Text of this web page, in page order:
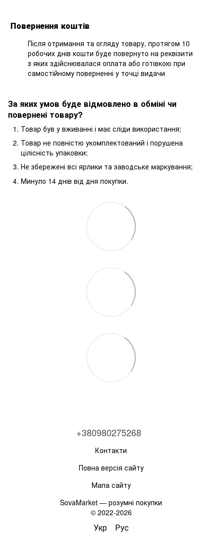
Повернення коштів
Після отримання та огляду товару, протягом 10
робочих днів кошти буде повернуто на реквізити
з яких здійснювалася оплата або готівкою при
самостійному поверненні у точці видачи
За яких умов буде відмовлено в обміні чи
повернені товару?
Товар був у вживанні і має сліди використання;
Товар не повністю укомплектований і порушена
цілісність упаковки;
Не збережені всі ярлики та заводське маркування;
Минуло 14 днів від дня покупки.
+380980275268
Контакти
Повна версія сайту
Мапа сайту
SovaMarket — розумні покупки
© 2022-2026
Укр Рус